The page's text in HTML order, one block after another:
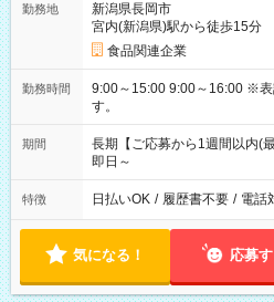
勤務地
新潟県長岡市
宮内(新潟県)駅から徒歩15分
食品関連企業
勤務時間
9:00～15:00 9:00～16:00 ※表記のうち実働５時間から６時間で
す。
期間
長期【ご応募から1週間以内(
即日～
特徴 日払いOK / 履歴書不要 / 電話
気になる！ 応募